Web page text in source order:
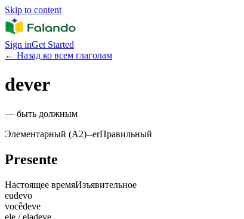
Skip to content
Sign inGet Started
← Назад ко всем глаголам
dever
— быть должным
Элементарный (A2)--erПравильный
Presente
Настоящее времяИзъявительное
eudevo
vocêdeve
ele / eladeve